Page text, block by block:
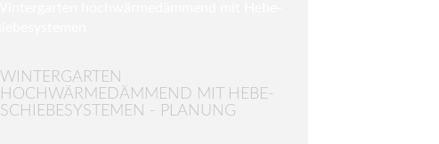
WINTERGARTEN
HOCHWÄRMEDÄMMEND MIT HEBE-
SCHIEBESYSTEMEN - PLANUNG